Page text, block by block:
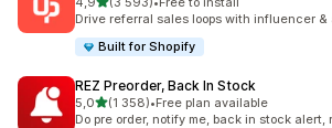
Celkový počet recenzí: 3593
Drive referral sales loops with influencer &
Built for Shopify
REZ Preorder, Back In Stock
5,0z 5 hvězd
(1 358)
Celkový počet recenzí: 1358
•Free plan available
Do pre order, notify me, back in stock